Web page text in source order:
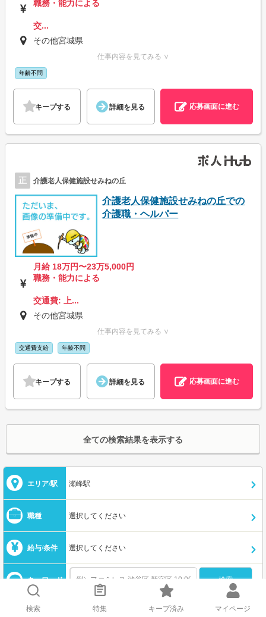
職務・能力による
交...
その他宮城県
仕事内容を見てみる ∨
年齢不問
キープする 詳細を見る 応募画面に進む
正 介護老人保健施設せみねの丘
介護老人保健施設せみねの丘での
介護職・ヘルパー
月給 18万円〜23万5,000円
職務・能力による
交通費: 上...
その他宮城県
仕事内容を見てみる ∨
交通費支給 年齢不問
キープする 詳細を見る 応募画面に進む
全ての検索結果を表示する
エリア/駅 瀬峰駅
職種 選択してください
給与/条件 選択してください
キーワード
この条件を保存する メールで新着を受け取る
検索 特集 キープ済み マイページ